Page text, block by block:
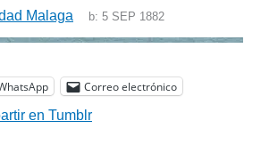
Malaga b:5 SEP 1882
Correo electrónico
en Tumblr